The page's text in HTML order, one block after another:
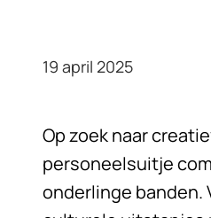
19 april 2025
Op zoek naar
personeelsuitje
onderlinge banden.